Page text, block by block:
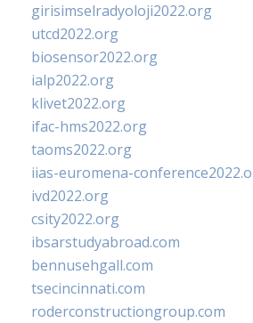
girisimselradyoloji2022.org
utcd2022.org
biosensor2022.org
ialp2022.org
klivet2022.org
ifac-hms2022.org
taoms2022.org
iias-euromena-
ivd2022.org
csity2022.org
ibsarstudyabroad.com
bennusehgall.com
tsecincinnati.com
roderconstructiongroup.com